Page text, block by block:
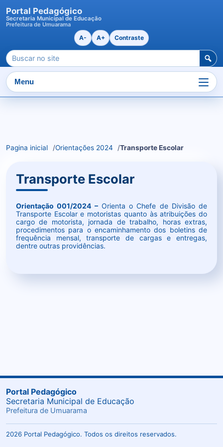
conteudo
Portal Pedagógico
Secretaria Municipal de Educação
Prefeitura de Umuarama
A- A+ Contraste
Pesquisar
por:
Menu
Pagina inicial Orientações 2024 Transporte Escolar
Transporte Escolar
Orientação 001/2024 –Orienta o Chefe de Divisão de
Transporte Escolar e motoristas quanto às atribuições do
cargo de motorista, jornada de trabalho, horas extras,
procedimentos para o encaminhamento dos boletins de
frequência mensal, transporte de cargas e entregas,
dentre outras providências.
Portal Pedagógico
Secretaria Municipal de Educação
Prefeitura de Umuarama
2026 Portal Pedagógico. Todos os direitos reservados.